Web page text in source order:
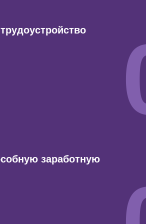
заработную